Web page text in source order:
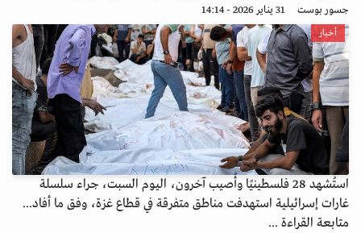
جسور بوست 31 يناير 2026 - 14:14
أخبار
استُشهد 28 فلسطينيًا وأُصيب آخرون، اليوم السبت، جراء سلسلة
غارات إسرائيلية استهدفت مناطق متفرقة في قطاع غزة، وفق ما أفاد...
متابعة القراءة ...